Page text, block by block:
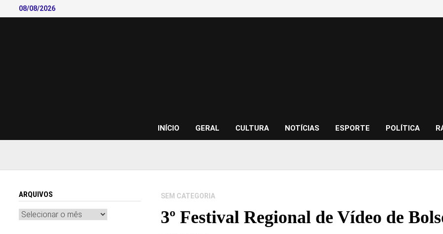
to
08/08/2026
INÍCIO GERAL CULTURA NOTÍCIAS ESPORTE POLÍTICA
SEM CATEGORIA
3º Festival Regional de Vídeo de
ARQUIVOS
Arquivos